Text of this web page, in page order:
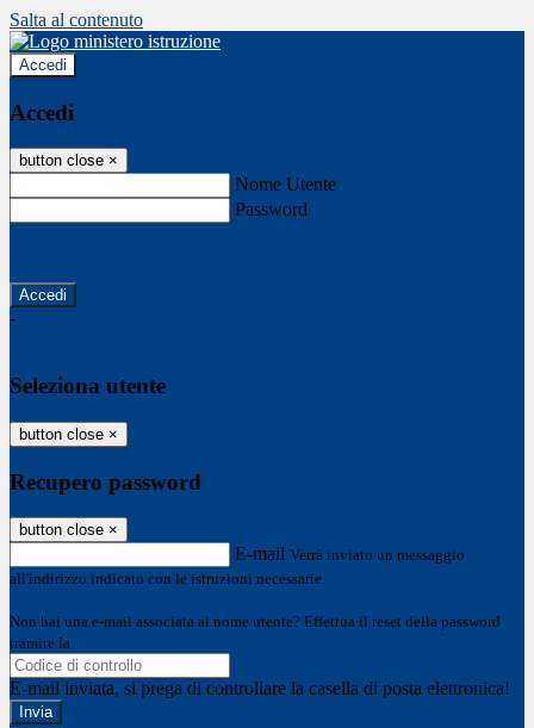
Salta al contenuto
Accedi
Accedi
button close ×
Nome Utente
Password
-
Seleziona utente
button close ×
Recupero password
button close ×
E-mail Verrà inviato un messaggio
all'indirizzo indicato con le istruzioni necessarie.
Non hai una e-mail associata al nome utente? Effettua il reset della password
tramite la
E-mail inviata, si prega di controllare la casella di posta elettronica!